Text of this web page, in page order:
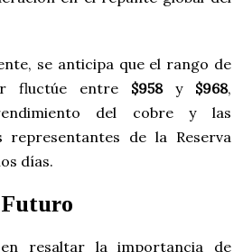
se anticipa que el rango de
fluctúe entre $958y $968,
del cobre y las
representantes de la Reserva
días.
Futuro
en resaltar la importancia de